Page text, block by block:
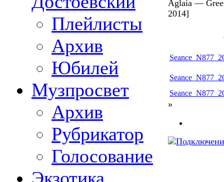
Плейлисты
Архив
Юбилей
Музпросвет
Архив
Рубрикатор
Голосование
Aglaia —
2014]
»